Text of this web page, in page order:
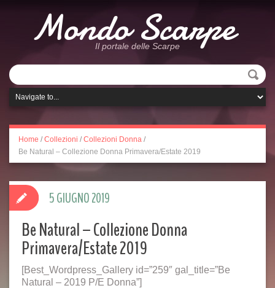
Mondo Scarpe
Il portale delle Scarpe
Home / Collezioni / Collezioni Donna /
Be Natural – Collezione Donna Primavera/Estate 2019
Be Natural – Collezione Donna
Primavera/Estate 2019
[Best_Wordpress_Gallery id=”259″ gal_title=”Be
Natural – 2019 P/E Donna”]
5 GIUGNO 2019